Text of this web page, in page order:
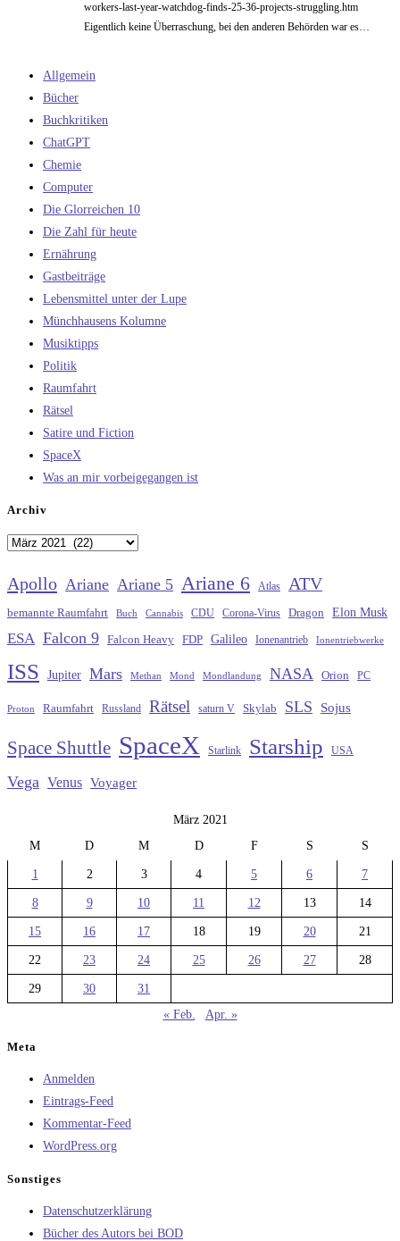
workers-last-year-watchdog-finds-25-36-projects-struggling.htm
Eigentlich keine Überraschung, bei den anderen Behörden war es…
Allgemein
Bücher
Buchkritiken
ChatGPT
Chemie
Computer
Die Glorreichen 10
Die Zahl für heute
Ernährung
Gastbeiträge
Lebensmittel unter der Lupe
Münchhausens Kolumne
Musiktipps
Politik
Raumfahrt
Rätsel
Satire und Fiction
SpaceX
Was an mir vorbeigegangen ist
Archiv
Archiv
Apollo Ariane Ariane 5 Ariane 6 Atlas ATV
bemannte Raumfahrt Buch Cannabis CDU Corona-Virus Dragon Elon Musk
ESA Falcon 9 Falcon Heavy FDP Galileo Ionenantrieb Ionentriebwerke
ISS Jupiter Mars Methan Mond Mondlandung NASA Orion PC
Proton Raumfahrt Russland Rätsel saturn V Skylab SLS Sojus
Space Shuttle SpaceX Starlink Starship USA
Vega Venus Voyager
März 2021
M
D M D F S S
1 2 3 4 5 6 7
8 9 10 11 12 13 14
15 16 17 18 19 20 21
22 23 24 25 26 27 28
29 30
31
« Feb.
Apr. »
Meta
Anmelden
Eintrags-Feed
Kommentar-Feed
WordPress.org
Sonstiges
Datenschutzerklärung
Bücher des Autors bei BOD